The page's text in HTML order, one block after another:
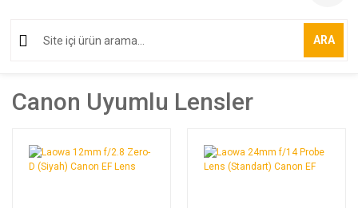
ARA
Canon Uyumlu Lensler